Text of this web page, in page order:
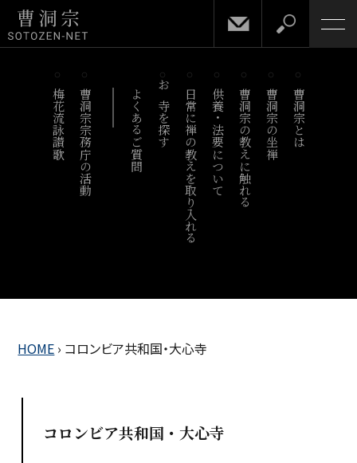
梅花流詠讃歌 曹洞宗宗務庁の活動 よくあるご質問 お寺を探す 日常に禅の教えを取り入れる供養・法要について曹洞宗の教えに触れる 曹洞宗の坐禅 曹洞宗とは
HOME › コロンビア共和国・大心寺
コロンビア共和国・大心寺